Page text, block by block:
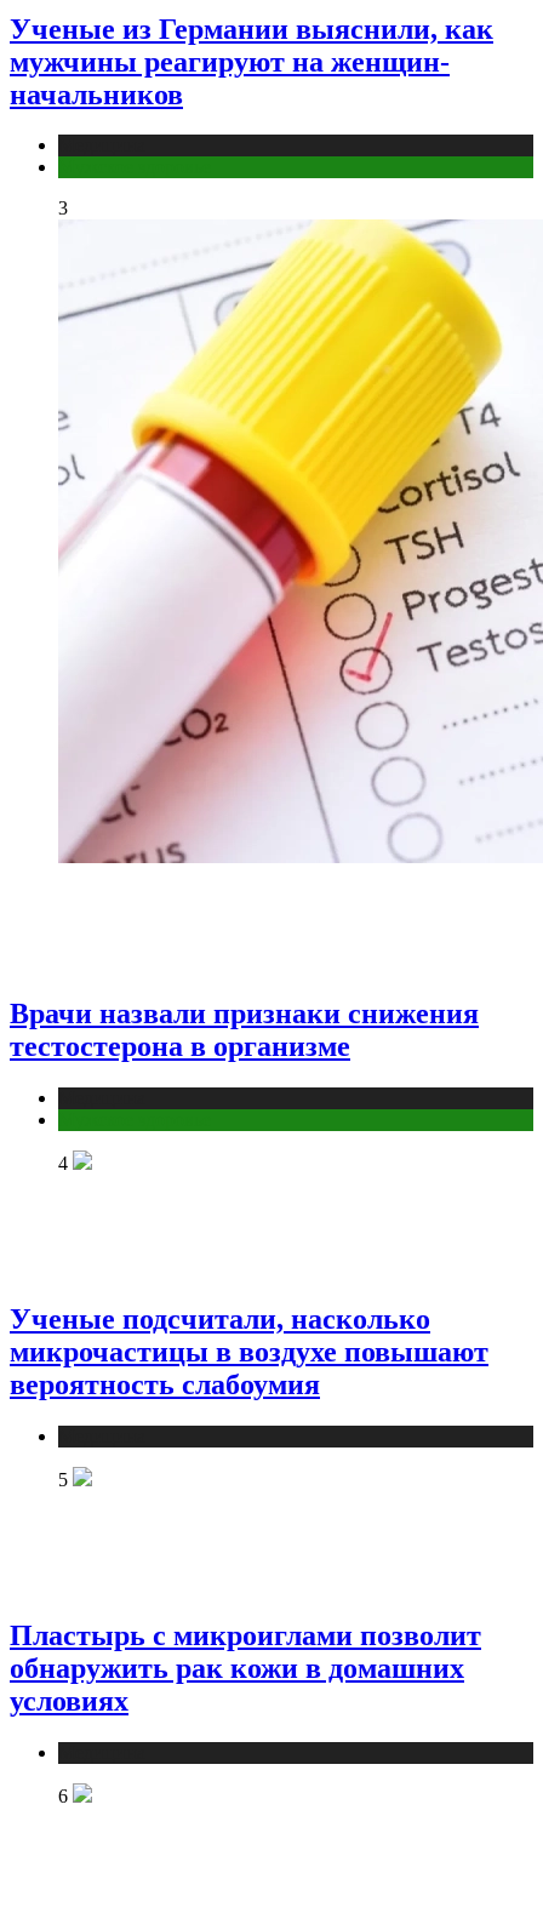
Ученые из Германии выяснили, как
мужчины реагируют на женщин-
начальников
3
Врачи назвали признаки снижения
тестостерона в организме
4
Ученые подсчитали, насколько
микрочастицы в воздухе повышают
вероятность слабоумия
5
Пластырь с микроиглами позволит
обнаружить рак кожи в домашних
условиях
6